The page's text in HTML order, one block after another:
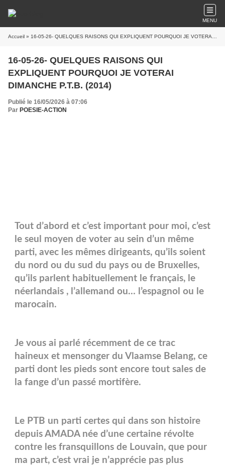
MENU
Accueil » 16-05-26- QUELQUES RAISONS QUI EXPLIQUENT POURQUOI JE VOTERAI DIMANCHE P.T.B. (2014)
16-05-26- QUELQUES RAISONS QUI
EXPLIQUENT POURQUOI JE VOTERAI
DIMANCHE P.T.B. (2014)
Publié le 16/05/2026 à 07:06
Par POESIE-ACTION
Tout d’abord et c’est important pour moi, c’est
le seul moyen de voter au sein d’un même
parti, avec les mêmes dirigeants, qu’ils soient
du nord ou du sud du pays ou de Bruxelles,
qu’ils parlent habituellement le français, le
néerlandais , l’allemand ou… l’espagnol ou le
marocain.
Je vous ai parlé récemment de ce trac
haineux et mensonger du Vlaamse Belang, ce
parti dont les pieds sont encore tout sales de
la fange d’un passé mortifère.
Le PTB un parti certes qui dans son histoire
depuis AMADA née d’une certaine révolte
contre les fransquillons de Louvain, que pour
ma part, c’est vrai je n’apprécie pas plus